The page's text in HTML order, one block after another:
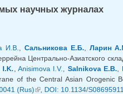
научных журналах
И.В., Сальникова Е.Б., Ларин
Центрально-Азиатского
I.K., Anisimova I.V., Salnikova E.B.,
of the Central Asian Orogenic
(Rus)(внешняя ссылка)
, DOI: 10.1134/